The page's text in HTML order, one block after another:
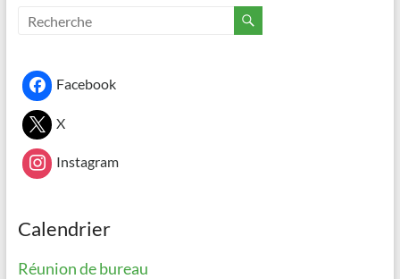
Facebook
X
Instagram
Calendrier
Réunion de bureau